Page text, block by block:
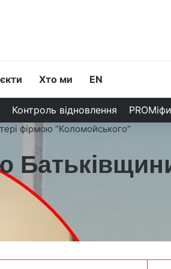
Хто ми EN
Контроль відновлення PROМіфи
фірмою “Коломойського”